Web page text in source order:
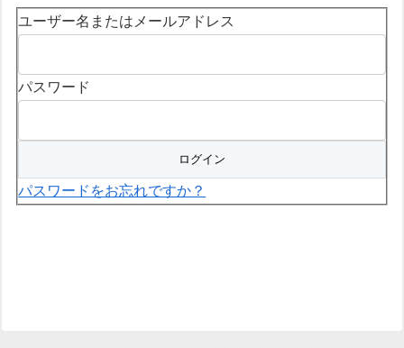
ユーザー名またはメールアドレス
パスワード
パスワードをお忘れですか？